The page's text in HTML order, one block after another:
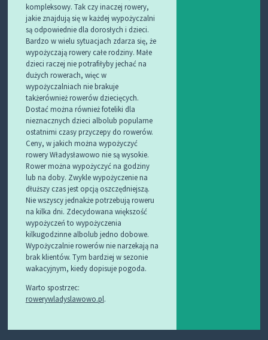
kompleksowy. Tak czy inaczej rowery,
jakie znajdują się w każdej wypożyczalni
są odpowiednie dla dorosłych i dzieci.
Bardzo w wielu sytuacjach zdarza się, że
wypożyczają rowery całe rodziny. Małe
dzieci raczej nie potrafiłyby jechać na
dużych rowerach, więc w
wypożyczalniach nie brakuje
takżerównież rowerów dziecięcych.
Dostać można również foteliki dla
nieznacznych dzieci albolub popularne
ostatnimi czasy przyczepy do rowerów.
Ceny, w jakich można wypożyczyć
rowery Władysławowo nie są wysokie.
Rower można wypożyczyć na godziny
lub na doby. Zwykle wypożyczenie na
dłuższy czas jest opcją oszczędniejszą.
Nie wszyscy jednakże potrzebują roweru
na kilka dni. Zdecydowana większość
wypożyczeń to wypożyczenia
kilkugodzinne albolub jedno dobowe.
Wypożyczalnie rowerów nie narzekają na
brak klientów. Tym bardziej w sezonie
wakacyjnym, kiedy dopisuje pogoda.
Warto spostrzec:
rowerywladyslawowo.pl.